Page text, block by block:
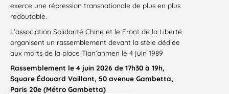
exerce une répression transnationale de plus en plus
redoutable.
L’association Solidarité Chine et le Front de la Liberté
organisent un rassemblement devant la stèle dédiée
aux morts de la place Tian’anmen le 4 juin 1989
Rassemblement le 4 juin 2026 de 17h30 à 19h,
Square Édouard Vaillant, 50 avenue Gambetta,
Paris 20e (Métro Gambetta)